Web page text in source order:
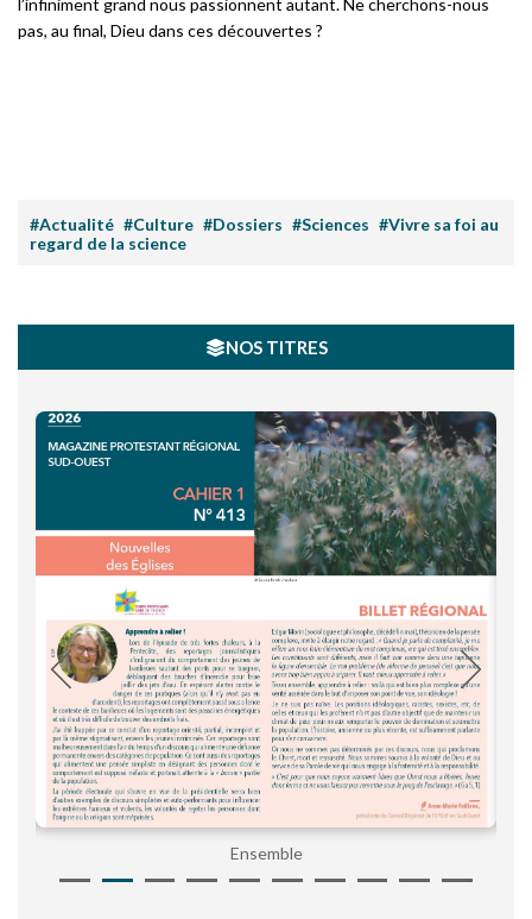
l’infiniment grand nous passionnent autant. Ne cherchons-nous
pas, au final, Dieu dans ces découvertes ?
#Actualité #Culture #Dossiers #Sciences #Vivre sa foi au
regard de la science
NOS TITRES
Ensemble